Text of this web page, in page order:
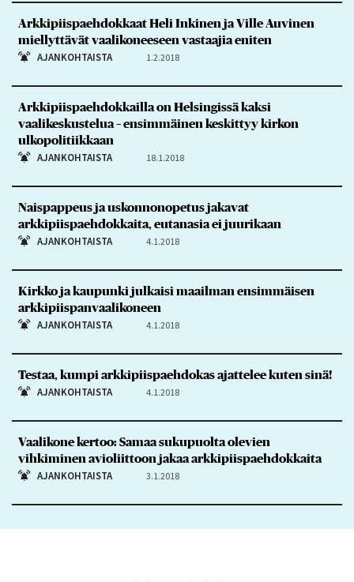
Arkkipiispaehdokkaat Heli Inkinen ja Ville Auvinen
miellyttävät vaalikoneeseen vastaajia eniten
AJANKOHTAISTA 1.2.2018
Arkkipiispaehdokkailla on Helsingissä kaksi
vaalikeskustelua – ensimmäinen keskittyy kirkon
ulkopolitiikkaan
AJANKOHTAISTA 18.1.2018
Naispappeus ja uskonnonopetus jakavat
arkkipiispaehdokkaita, eutanasia ei juurikaan
AJANKOHTAISTA 4.1.2018
Kirkko ja kaupunki julkaisi maailman ensimmäisen
arkkipiispanvaalikoneen
AJANKOHTAISTA 4.1.2018
Testaa, kumpi arkkipiispaehdokas ajattelee kuten sinä!
AJANKOHTAISTA 4.1.2018
Vaalikone kertoo: Samaa sukupuolta olevien
vihkiminen avioliittoon jakaa arkkipiispaehdokkaita
AJANKOHTAISTA 3.1.2018